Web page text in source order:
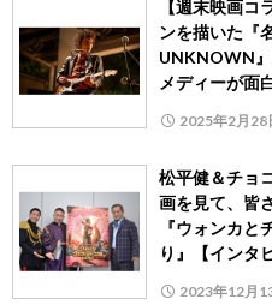
【週末映画コ
ンを描いた『
UNKNOWN
メディーが面
2025年2月28
松平健＆チョ
画を見て、皆
『ウォンカと
り』【インタ
2023年12月